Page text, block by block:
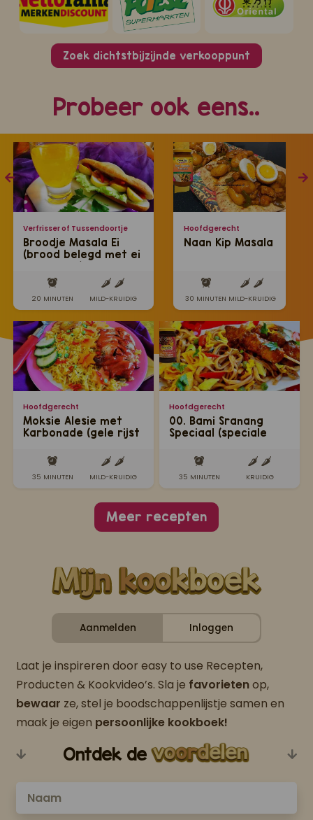
Zoek dichtstbijzijnde verkooppunt
Probeer ook eens..
Verfrisser of Tussendoortje
Broodje Masala Ei
(brood belegd met ei
20 MINUTEN MILD-KRUIDIG
Hoofdgerecht
Moksie Alesie met
Karbonade (gele rijst
gemarineerde
karbonade)
35 MINUTEN MILD-KRUIDIG
Hoofdgerecht
Naan Kip Masala
30 MINUTEN MILD-KRUIDIG
Hoofdgerecht
00. Bami Sranang
Speciaal (speciale
saté)
35 MINUTEN KRUIDIG
Meer recepten
Aanmelden Inloggen
Laat je inspireren door easy to use Recepten,
Producten & Kookvideo’s. Sla je favorietenop,
bewaar ze, stel je boodschappenlijstje samen en
maak je eigen persoonlijke kookboek!
Ontdek de